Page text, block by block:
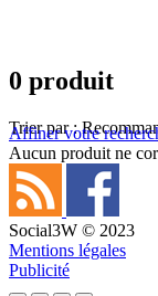
0 produit
Trier par :
Affiner votre
Aucun produit ne
Social3W © 2023
Mentions légales
Publicité